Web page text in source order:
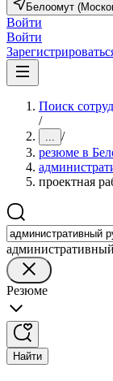
Белоомут
Войти
Войти
Поиск
/
... /
резюме в
проектная
Резюме
Найти